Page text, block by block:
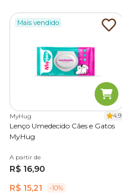
Mais vendido
MyHug 4.9
Lenço Umedecido Cães e Gatos
MyHug
A partir de
R$ 16,90
R$ 15,21
-10%